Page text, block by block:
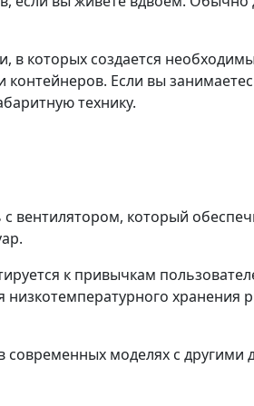
которых создается
Если вы
технику.
вентилятором, который
к привычкам
хранения
современных моделях с